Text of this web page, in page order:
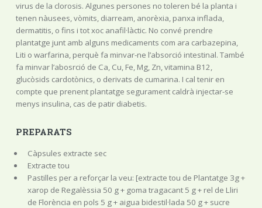
virus de la clorosis. Algunes persones no toleren bé la planta i
tenen nàusees, vòmits, diarream, anorèxia, panxa inflada,
dermatitis, o fins i tot xoc anafil·làctic. No convé prendre
plantatge junt amb alguns medicaments com ara carbazepina,
Liti o warfarina, perquè fa minvar-ne l’absorció intestinal. També
fa minvar l’abosrció de Ca, Cu, Fe, Mg, Zn, vitamina B12,
glucòsids cardotònics, o derivats de cumarina. I cal tenir en
compte que prenent plantatge segurament caldrà injectar-se
menys insulina, cas de patir diabetis.
PREPARATS
Càpsules extracte sec
Extracte tou
Pastilles per a reforçar la veu: [extracte tou de Plantatge 3g +
xarop de Regalèssia 50 g + goma tragacant 5 g + rel de Lliri
de Florència en pols 5 g + aigua bidestil·lada 50 g + sucre